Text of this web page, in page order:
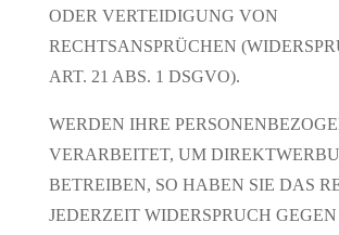
ODER VERTEIDIGUNG VON
RECHTSANSPRÜCHEN
ART. 21 ABS. 1 DSGVO).
WERDEN IHRE
VERARBEITET, UM
BETREIBEN, SO HABEN SIE DAS
JEDERZEIT WIDERSPRUCH